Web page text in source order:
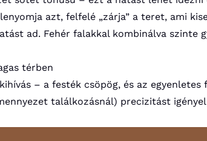
azt, felfelé „zárja” a teret, ami
ad. Fehér falakkal kombinálva szinte
térben
– a festék csöpög, és az egyenletes
találkozásnál) precizitást